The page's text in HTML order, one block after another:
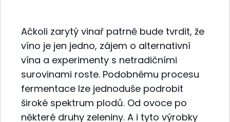
Ačkoli zarytý vinař patrně bude tvrdit, že
víno je jen jedno, zájem o alternativní
vína a experimenty s netradičními
surovinami roste. Podobnému procesu
fermentace lze jednoduše podrobit
široké spektrum plodů. Od ovoce po
některé druhy zeleniny. A i tyto výrobky